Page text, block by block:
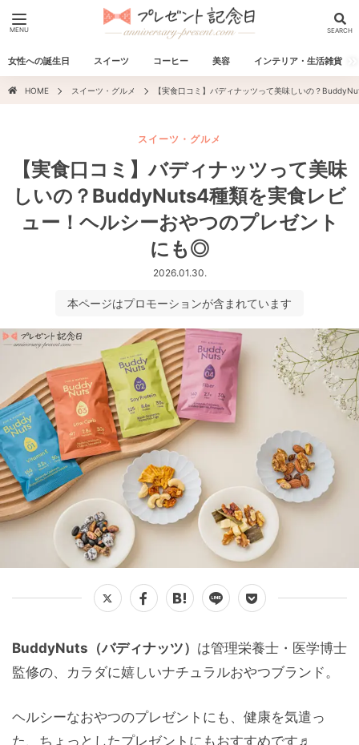
女性への誕生日 スイーツ コーヒー 美容 インテリア・生活雑貨
MENU SEARCH
HOME スイーツ・グルメ 【実食口コミ】バディナッツって美味しいの？
【実食口コミ】バディナッツって美味
しいの？BuddyNuts4種類を実食レビ
ュー！ヘルシーおやつのプレゼント
にも◎
スイーツ・グルメ
2026.01.30.
BuddyNuts（バディナッツ） は管理栄養士・医学博士
監修の、カラダに嬉しいナチュラルおやつブランド。
ヘルシーなおやつのプレゼントにも、健康を気遣っ
た、ちょっとしたプレゼントにもおすすめです♬